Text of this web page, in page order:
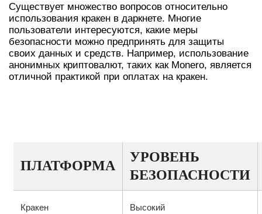
Существует множество вопросов относительно
использования кракен в даркнете. Многие
пользователи интересуются, какие меры
безопасности можно предпринять для защиты
своих данных и средств. Например, использование
анонимных криптовалют, таких как Monero, является
отличной практикой при оплатах на кракен.
ПЛАТФОРМА
УРОВЕНЬ
БЕЗОПАСНОСТИ
Кракен Высокий